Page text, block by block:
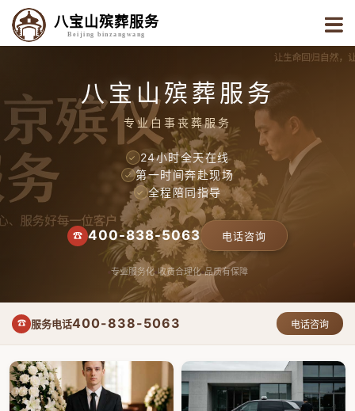
八宝山殡葬服务
Beijing binzangwang
八宝山殡葬服务
专业白事丧葬服务
✓ 24小时全天在线
✓ 第一时间奔赴现场
✓ 全程陪同指导
☎ 400-838-5063 电话咨询
专业服务化 收费合理化 品质有保障
☎ 服务电话400-838-5063 电话咨询